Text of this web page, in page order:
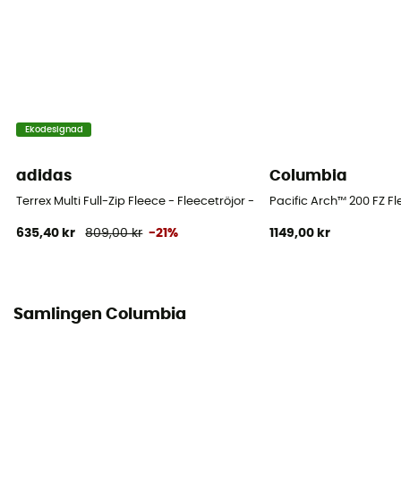
Ekodesignad
adidas
Terrex Multi Full-Zip Fleece - Fleecetröjor - Herr
635,40 kr 809,00 kr -21%
Columbia
Pacific Arch™ 200 FZ
1149,00 kr
Samlingen Columbia